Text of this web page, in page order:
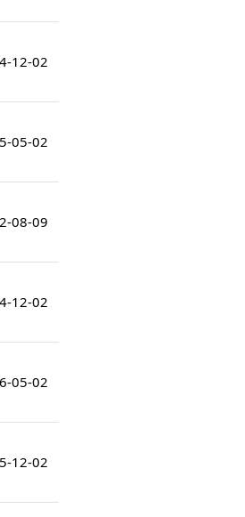
12-02
05-02
08-09
12-02
05-02
12-02